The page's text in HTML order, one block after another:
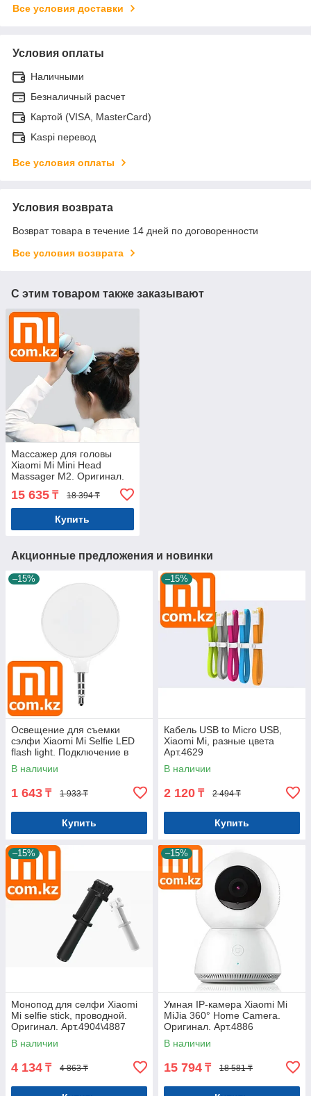
Все условия доставки
Условия оплаты
Наличными
Безналичный расчет
Картой (VISA, MasterCard)
Kaspi перевод
Все условия оплаты
Условия возврата
Возврат товара в течение 14 дней по договоренности
Все условия возврата
С этим товаром также заказывают
Массажер для головы
Xiaomi Mi Mini Head
Massager M2. Оригинал.
15 635 ₸ 18 394 ₸
Купить
Акционные предложения и новинки
–15%
Освещение для съемки
сэлфи Xiaomi Mi Selfie LED
flash light. Подключение в
аудиоразъем. Оригинал.
Арт.4632
В наличии
1 643 ₸ 1 933 ₸
Купить
–15%
Кабель USB to Micro USB,
Xiaomi Mi, разные цвета
Арт.4629
В наличии
2 120 ₸ 2 494 ₸
Купить
–15%
Монопод для селфи Xiaomi
Mi selfie stick, проводной.
Оригинал. Арт.4904\4887
В наличии
4 134 ₸ 4 863 ₸
–15%
Умная IP-камера Xiaomi Mi
MiJia 360° Home Camera.
Оригинал. Арт.4886
В наличии
15 794 ₸ 18 581 ₸